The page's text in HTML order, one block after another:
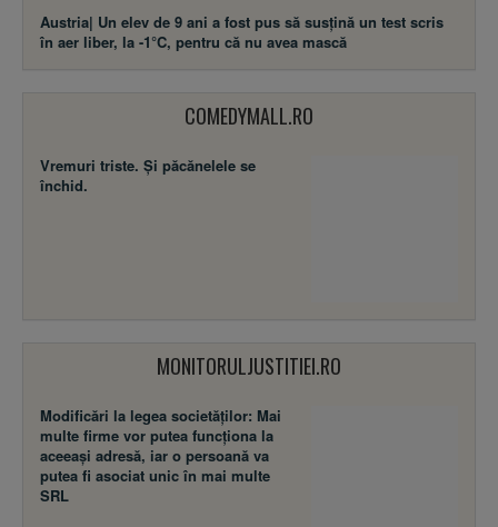
Austria| Un elev de 9 ani a fost pus să susţină un test scris
în aer liber, la -1°C, pentru că nu avea mască
COMEDYMALL.RO
Vremuri triste. Şi păcănelele se
închid.
MONITORULJUSTITIEI.RO
Modificări la legea societăţilor: Mai
multe firme vor putea funcţiona la
aceeaşi adresă, iar o persoană va
putea fi asociat unic în mai multe
SRL